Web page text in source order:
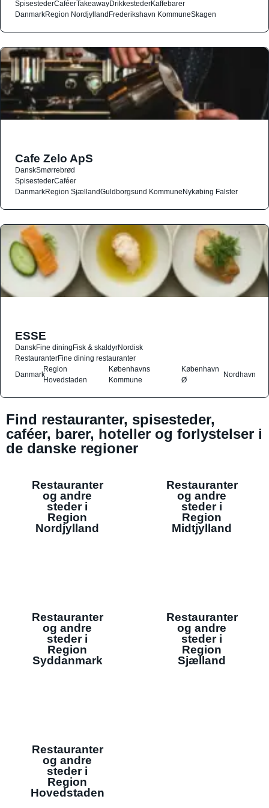
SpisestederCaféerTakeawayDrikkestederKaffebarer
DanmarkRegion NordjyllandFrederikshavn KommuneSkagen
Cafe Zelo ApS
DanskSmørrebrød
SpisestederCaféer
DanmarkRegion SjællandGuldborgsund KommuneNykøbing Falster
ESSE
DanskFine diningFisk & skaldyrNordisk
RestauranterFine dining restauranter
Danmark
Region
Hovedstaden
Københavns
Kommune
København
Ø
Nordhavn
Find restauranter, spisesteder,
caféer, barer, hoteller og forlystelser i
de danske regioner
Restauranter
og andre
steder i
Region
Nordjylland
Restauranter
og andre
steder i
Region
Midtjylland
Restauranter
og andre
steder i
Region
Syddanmark
Restauranter
og andre
steder i
Region
Sjælland
Restauranter
og andre
steder i
Region
Hovedstaden